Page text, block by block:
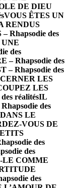
DE DIEU
VOUS ÊTES UN
RENDUS
Rhapsodie des
des
– Rhapsodie des
– Rhapsodie des
LES
LES
réalitésIL
des
LE
VOUS DE
des
des
LE COMME
des